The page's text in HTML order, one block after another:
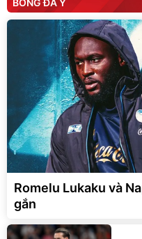
BÓNG ĐÁ Ý
Romelu Lukaku và
gắn